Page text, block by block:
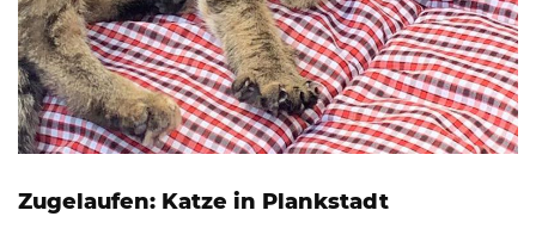
Zugelaufen: Katze in Plankstadt